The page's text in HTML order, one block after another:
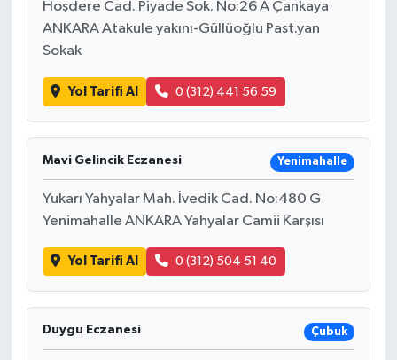
Hoşdere Cad. Piyade Sok. No:26 A Çankaya
ANKARA Atakule yakını-Güllüoğlu Past.yan
Sokak
Yol Tarifi Al 0 (312) 441 56 59
Mavi Gelincik Eczanesi Yenimahalle
Yukarı Yahyalar Mah. İvedik Cad. No:480 G
Yenimahalle ANKARA Yahyalar Camii Karşısı
Yol Tarifi Al 0 (312) 504 51 40
Duygu Eczanesi Çubuk